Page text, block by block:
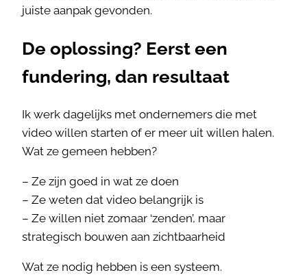
juiste aanpak gevonden.
De oplossing? Eerst een
fundering, dan resultaat
Ik werk dagelijks met ondernemers die met
video willen starten of er meer uit willen halen.
Wat ze gemeen hebben?
– Ze zijn goed in wat ze doen
– Ze weten dat video belangrijk is
– Ze willen niet zomaar ‘zenden’, maar
strategisch bouwen aan zichtbaarheid
Wat ze nodig hebben is een systeem.